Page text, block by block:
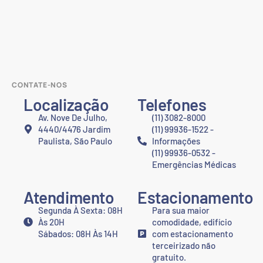
CONTATE-NOS
Localização
Av. Nove De Julho,
4440/4476 Jardim
Paulista, São Paulo
Telefones
(11) 3082-8000
(11) 99936-1522 -
Informações
(11) 99936-0532 -
Emergências Médicas
Atendimento
Segunda À Sexta: 08H
Às 20H
Sábados: 08H Às 14H
Estacionamento
Para sua maior
comodidade, edifício
com estacionamento
terceirizado não
gratuito.